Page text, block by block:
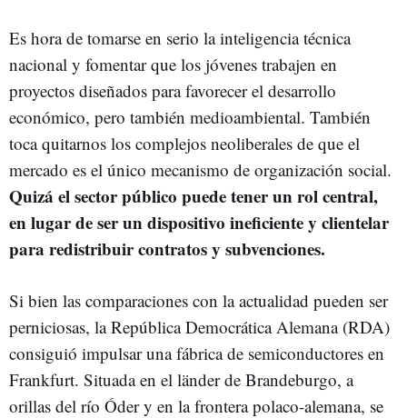
Es hora de tomarse en serio la inteligencia técnica
nacional y fomentar que los jóvenes trabajen en
proyectos diseñados para favorecer el desarrollo
económico, pero también medioambiental. También
toca quitarnos los complejos neoliberales de que el
mercado es el único mecanismo de organización social.
Quizá el sector público puede tener un rol central,
en lugar de ser un dispositivo ineficiente y clientelar
para redistribuir contratos y subvenciones.
Si bien las comparaciones con la actualidad pueden ser
perniciosas, la República Democrática Alemana (RDA)
consiguió impulsar una fábrica de semiconductores en
Frankfurt. Situada en el länder de Brandeburgo, a
orillas del río Óder y en la frontera polaco-alemana, se